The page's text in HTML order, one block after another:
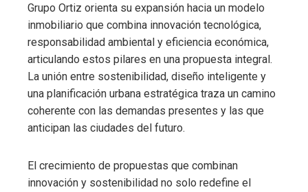
Grupo Ortiz orienta su expansión hacia un modelo
inmobiliario que combina innovación tecnológica,
responsabilidad ambiental y eficiencia económica,
articulando estos pilares en una propuesta integral.
La unión entre sostenibilidad, diseño inteligente y
una planificación urbana estratégica traza un camino
coherente con las demandas presentes y las que
anticipan las ciudades del futuro.
El crecimiento de propuestas que combinan
innovación y sostenibilidad no solo redefine el